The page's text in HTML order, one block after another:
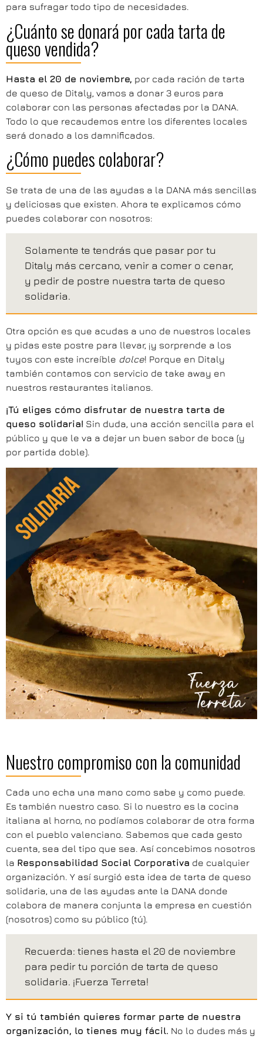
para sufragar todo tipo de necesidades.
¿Cuánto se donará por cada tarta de
queso vendida?
Hasta el 20 de noviembre, por cada ración de tarta
de queso de Ditaly, vamos a donar 3 euros para
colaborar con las personas afectadas por la DANA.
Todo lo que recaudemos entre los diferentes locales
será donado a los damnificados.
¿Cómo puedes colaborar?
Se trata de una de las ayudas a la DANA más sencillas
y deliciosas que existen. Ahora te explicamos cómo
puedes colaborar con nosotros:
Solamente te tendrás que pasar por tu
Ditaly más cercano, venir a comer o cenar,
y pedir de postre nuestra tarta de queso
solidaria.
Otra opción es que acudas a uno de nuestros locales
y pidas este postre para llevar, ¡y sorprende a los
tuyos con este increíble dolce! Porque en Ditaly
también contamos con servicio de take away en
nuestros restaurantes italianos.
¡Tú eliges cómo disfrutar de nuestra tarta de
queso solidaria! Sin duda, una acción sencilla para el
público y que le va a dejar un buen sabor de boca (y
por partida doble).
Nuestro compromiso con la comunidad
Cada uno echa una mano como sabe y como puede.
Es también nuestro caso. Si lo nuestro es la cocina
italiana al horno, no podíamos colaborar de otra forma
con el pueblo valenciano. Sabemos que cada gesto
cuenta, sea del tipo que sea. Así concebimos nosotros
la Responsabilidad Social Corporativa de cualquier
organización. Y así surgió esta idea de tarta de queso
solidaria, una de las ayudas ante la DANA donde
colabora de manera conjunta la empresa en cuestión
(nosotros) como su público (tú).
Recuerda: tienes hasta el 20 de noviembre
para pedir tu porción de tarta de queso
solidaria. ¡Fuerza Terreta!
Y si tú también quieres formar parte de nuestra
organización, lo tienes muy fácil. No lo dudes más y